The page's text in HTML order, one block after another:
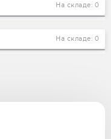
На складе: 0
На складе: 0